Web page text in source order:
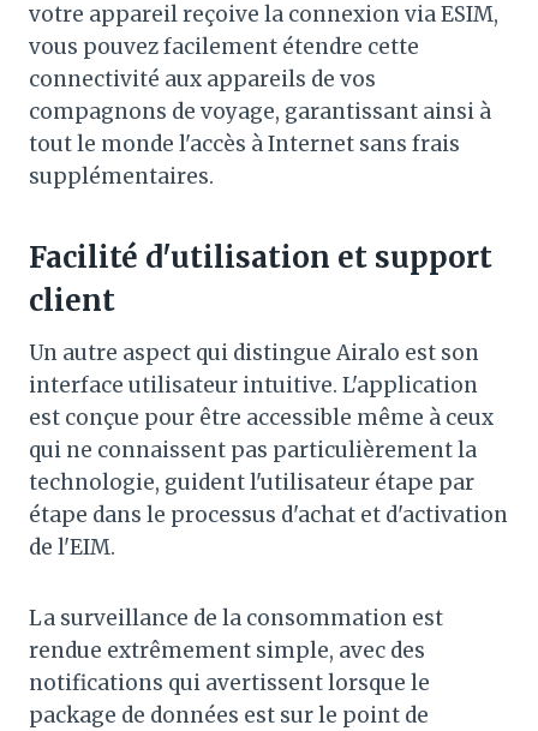
votre appareil reçoive la connexion via ESIM,
vous pouvez facilement étendre cette
connectivité aux appareils de vos
compagnons de voyage, garantissant ainsi à
tout le monde l'accès à Internet sans frais
supplémentaires.
Facilité d'utilisation et support
client
Un autre aspect qui distingue Airalo est son
interface utilisateur intuitive. L'application
est conçue pour être accessible même à ceux
qui ne connaissent pas particulièrement la
technologie, guident l'utilisateur étape par
étape dans le processus d'achat et d'activation
de l'EIM.
La surveillance de la consommation est
rendue extrêmement simple, avec des
notifications qui avertissent lorsque le
package de données est sur le point de